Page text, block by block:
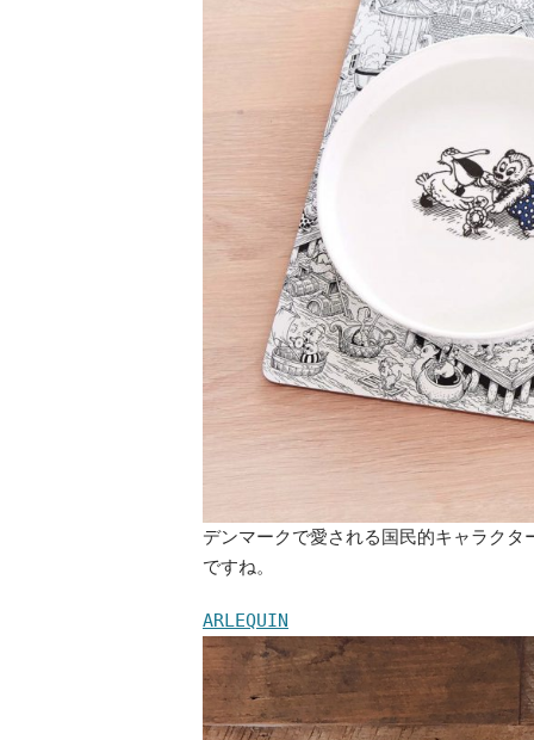
デンマークで愛される国民的キャラク
ですね。
ARLEQUIN